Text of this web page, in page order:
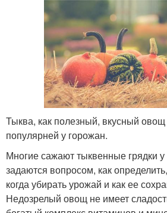
Тыква, как полезный, вкусный овощ
популярней у горожан.
Многие сажают тыквенные грядки
задаются вопросом, как
когда убирать урожай и как ее
Недозрелый овощ не имеет